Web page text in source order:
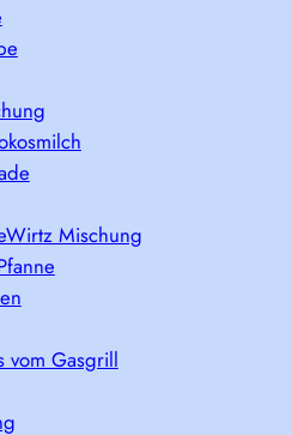
Mischung
vom Gasgrill